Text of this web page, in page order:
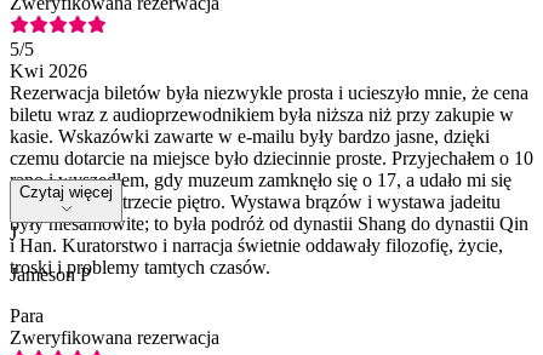
5/5
Kwi 2026
Rezerwacja biletów była niezwykle prosta i ucieszyło mnie, że cena
biletu wraz z audioprzewodnikiem była niższa niż przy zakupie w
kasie. Wskazówki zawarte w e-mailu były bardzo jasne, dzięki
czemu dotarcie na miejsce było dziecinnie proste. Przyjechałem o 10
rano i wyszedłem, gdy muzeum zamknęło się o 17, a udało mi się
obejrzeć tylko trzecie piętro. Wystawa brązów i wystawa jadeitu
były niesamowite; to była podróż od dynastii Shang do dynastii Qin
i Han. Kuratorstwo i narracja świetnie oddawały filozofię, życie,
troski i problemy tamtych czasów.
Czytaj więcej
J
Jameson P
Para
Zweryfikowana rezerwacja